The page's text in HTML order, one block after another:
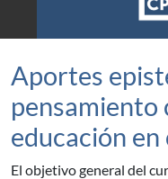
Aportes
pensamiento
educación en
El objetivo general del